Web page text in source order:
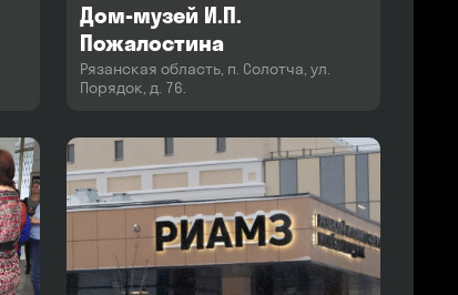
Дом-музей И.П.
Пожалостина
Рязанская область, п. Солотча, ул.
Порядок, д. 76.